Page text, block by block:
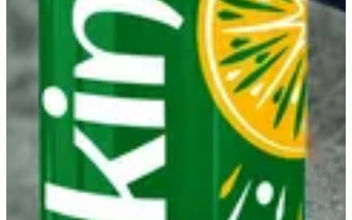
كينزا ليمون
0.5 د.ك
تعليمات خاصة